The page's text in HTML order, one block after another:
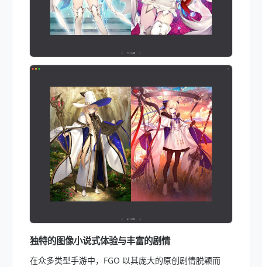
独特的图像小说式体验与丰富的剧情
在众多类型手游中，FGO 以其庞大的原创剧情脱颖而